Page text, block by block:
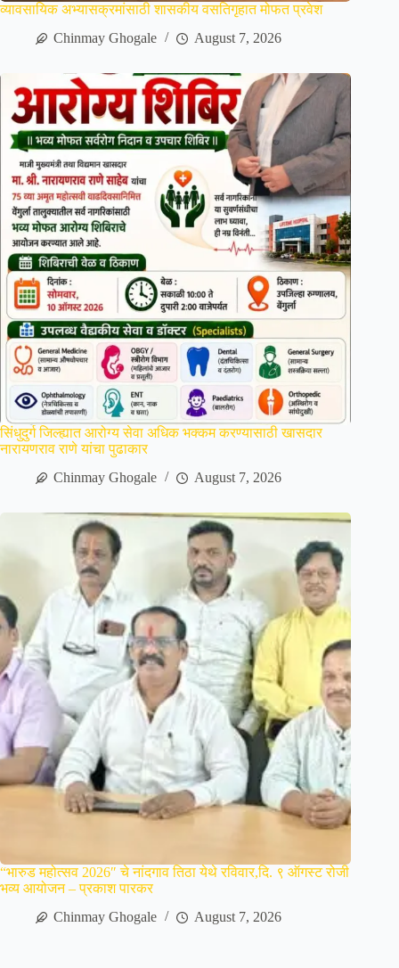
व्यावसायिक अभ्यासक्रमांसाठी शासकीय वसतिगृहात मोफत प्रवेश
Chinmay Ghogale
August 7, 2026
सिंधुदुर्ग जिल्ह्यात आरोग्य सेवा अधिक भक्कम करण्यासाठी खासदार
नारायणराव राणे यांचा पुढाकार
Chinmay Ghogale
August 7, 2026
“भारुड महोत्सव 2026″ चे नांदगाव तिठा येथे रविवार,दि. ९ ऑगस्ट रोजी
भव्य आयोजन – प्रकाश पारकर
Chinmay Ghogale
August 7, 2026